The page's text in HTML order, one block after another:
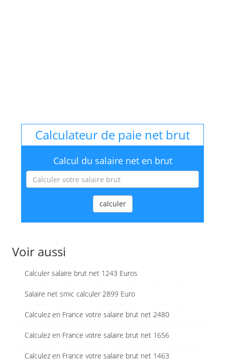
Calculateur de paie net brut
Calcul du salaire net en brut
calculer
Voir aussi
Calculer salaire brut net 1243 Euros
Salaire net smic calculer 2899 Euro
Calculez en France votre salaire brut net 2480
Calculez en France votre salaire brut net 1656
Calculez en France votre salaire brut net 1463